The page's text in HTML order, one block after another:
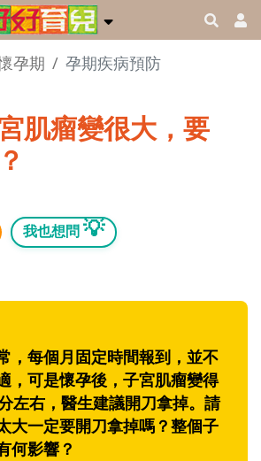
孕期 孕期疾病預防
肌瘤變很大，要
我也想問 💡
，每個月固定時間報到，並不
，可是懷孕後，子宮肌瘤變得
左右，醫生建議開刀拿掉。請
大一定要開刀拿掉嗎？整個子
何影響？